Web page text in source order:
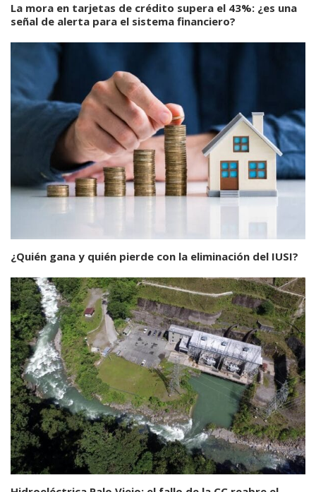
La mora en tarjetas de crédito supera el 43%: ¿es una
señal de alerta para el sistema financiero?
¿Quién gana y quién pierde con la eliminación del IUSI?